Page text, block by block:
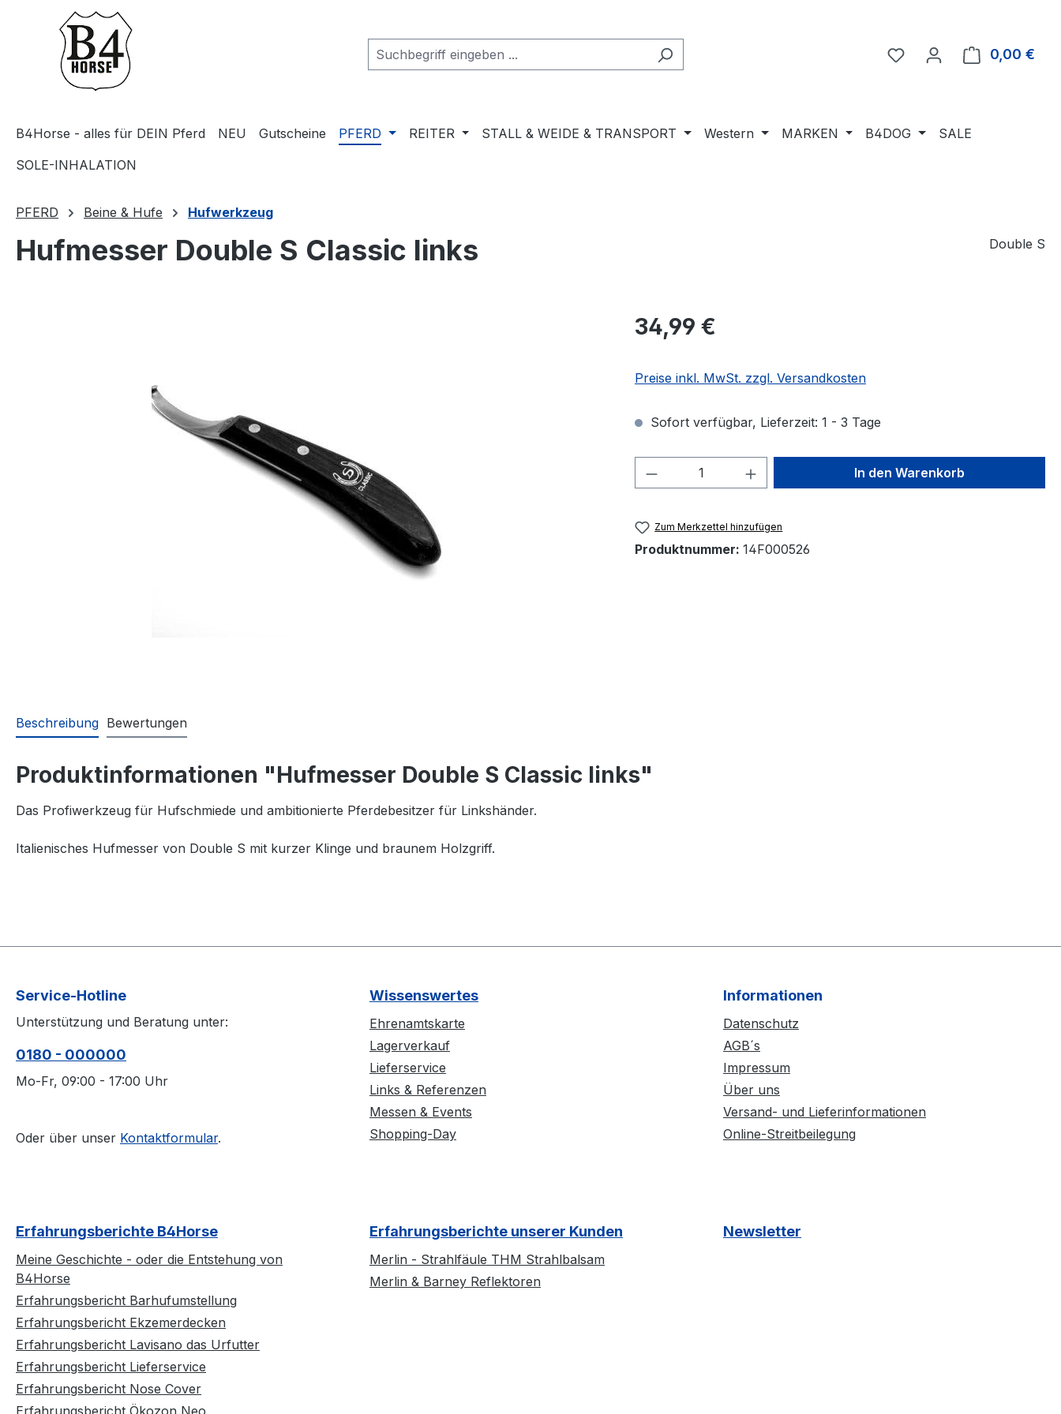
Hauptinhalt springen
Zur Suche springen
Zur Hauptnavigation springen
Du hast 0 Produkte auf
0,00 €
B4Horse - alles für DEIN Pferd NEU Gutscheine PFERD REITER STALL & WEIDE & TRANSPORT Western MARKEN B4DOG
SALE
SOLE-INHALATION
PFERD Beine & Hufe Hufwerkzeug
Hufmesser Double S Classic links Double S
Regulärer Preis:
34,99 €
Preise inkl. MwSt. zzgl. Versandkosten
Sofort verfügbar, Lieferzeit: 1 - 3 Tage
Produkt Anzahl: Gib den gewünschten Wert
In den Warenkorb
Zum Merkzettel hinzufügen
Produktnummer: 14F000526
Beschreibung Bewertungen
Produktinformationen "Hufmesser Double S Classic links"
Das Profiwerkzeug für Hufschmiede und ambitionierte Pferdebesitzer für Linkshänder.
Italienisches Hufmesser von Double S mit kurzer Klinge und braunem Holzgriff.
Service-Hotline
Unterstützung und Beratung unter:
0180 - 000000
Mo-Fr, 09:00 - 17:00 Uhr
Oder über unser Kontaktformular.
Wissenswertes
Ehrenamtskarte
Lagerverkauf
Lieferservice
Links & Referenzen
Messen & Events
Shopping-Day
Informationen
Datenschutz
AGB´s
Impressum
Über uns
Versand- und Lieferinformationen
Online-Streitbeilegung
Erfahrungsberichte B4Horse
Meine Geschichte - oder die Entstehung von
B4Horse
Erfahrungsbericht Barhufumstellung
Erfahrungsbericht Ekzemerdecken
Erfahrungsbericht Lavisano das Urfutter
Erfahrungsbericht Lieferservice
Erfahrungsbericht Nose Cover
Erfahrungsbericht Ökozon Neo
Erfahrungsberichte unserer Kunden
Merlin - Strahlfäule THM Strahlbalsam
Merlin & Barney Reflektoren
Newsletter